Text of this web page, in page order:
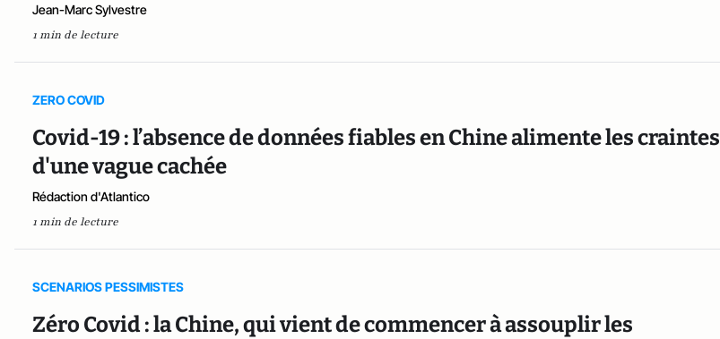
Jean-Marc Sylvestre
1 min de lecture
ZERO COVID
Covid-19 : l’absence de données fiables en Chine alimente les craintes
d'une vague cachée
Rédaction d'Atlantico
1 min de lecture
SCENARIOS PESSIMISTES
Zéro Covid : la Chine, qui vient de commencer à assouplir les